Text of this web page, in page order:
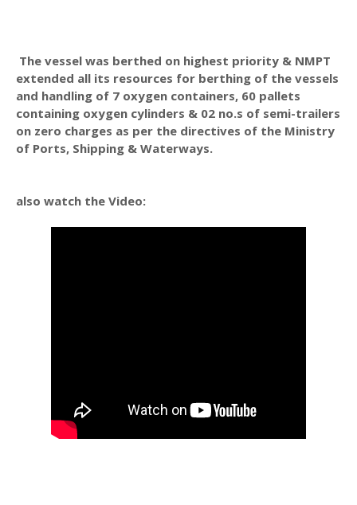
The vessel was berthed on highest priority & NMPT
extended all its resources for berthing of the vessels
and handling of 7 oxygen containers, 60 pallets
containing oxygen cylinders & 02 no.s of semi-trailers
on zero charges as per the directives of the Ministry
of Ports, Shipping & Waterways.
also watch the Video: